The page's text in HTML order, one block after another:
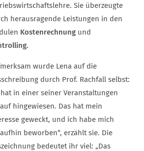
Sie überzeugte
herausragende Leistungen in den
Kostenrechnung und
wurde Lena auf die
durch Prof. Rachfall selbst:
hat in einer seiner Veranstaltungen
hingewiesen. Das hat mein
geweckt, und ich habe mich
beworben“, erzählt sie. Die
bedeutet ihr viel: „Das